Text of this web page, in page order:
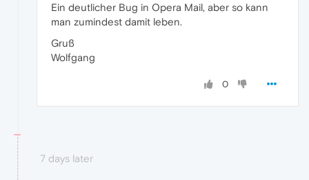
Ein deutlicher Bug in Opera Mail, aber so kann
man zumindest damit leben.
Gruß
Wolfgang
0
7 days later